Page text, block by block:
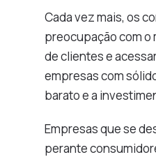
Cada vez mais, os
preocupação com o
de clientes e
empresas com
barato e a
Empresas que se
perante